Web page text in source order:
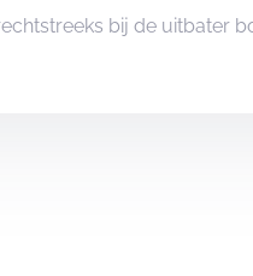
bij de uitbater